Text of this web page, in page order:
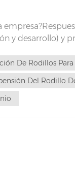
y desarrollo) y
De Rodillos
Del Rodillo